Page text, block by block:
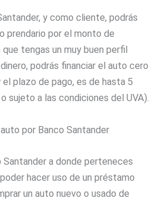
y como cliente, podrás
prendario por el monto de
tengas un muy buen perfil
podrás financiar el auto cero
plazo de pago, es de hasta 5
sujeto a las condiciones del UVA).
por Banco Santander
Santander a donde perteneces
hacer uso de un préstamo
un auto nuevo o usado de